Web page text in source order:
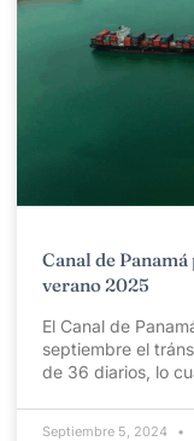
Canal de
verano 2025
El Canal de
septiembre el
de 36 diarios, lo
Septiembre 5, 2024